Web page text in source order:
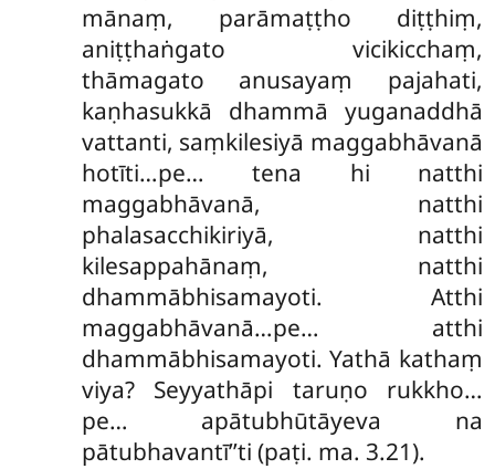
mānaṃ, parāmaṭṭho diṭṭhiṃ,
aniṭṭhaṅgato vicikicchaṃ,
thāmagato anusayaṃ pajahati,
kaṇhasukkā dhammā yuganaddhā
vattanti, saṃkilesiyā maggabhāvanā
hotīti…pe… tena hi natthi
maggabhāvanā, natthi
phalasacchikiriyā, natthi
kilesappahānaṃ, natthi
dhammābhisamayoti. Atthi
maggabhāvanā…pe… atthi
dhammābhisamayoti. Yathā kathaṃ
viya? Seyyathāpi taruṇo rukkho…
pe… apātubhūtāyeva na
pātubhavantī’’ti (paṭi. ma. 3.21).